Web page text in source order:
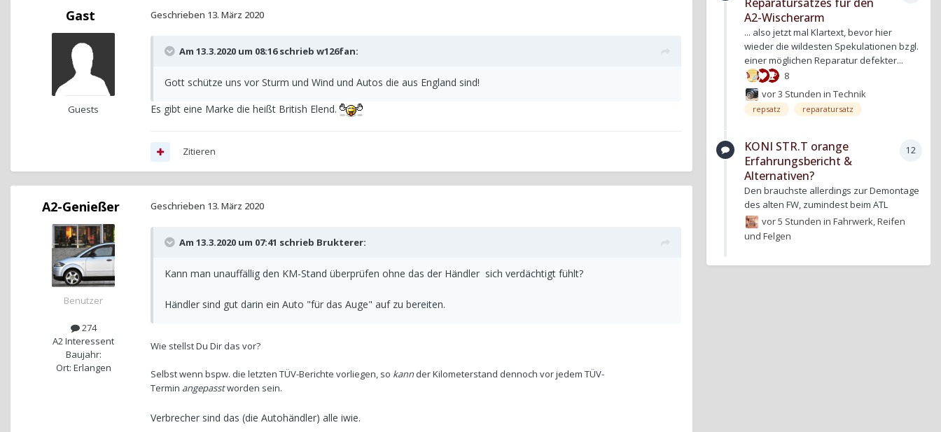
Gast
Guests
Geschrieben 13. März 2020
Am 13.3.2020 um 08:16 schrieb w126fan:
Gott schütze uns vor Sturm und Wind und Autos die aus England sind!
Es gibt eine Marke die heißt British Elend.
Zitieren
A2-Genießer
Benutzer
274
A2 Interessent
Baujahr:
Ort: Erlangen
Geschrieben 13. März 2020
Am 13.3.2020 um 07:41 schrieb Brukterer:
Kann man unauffällig den KM-Stand überprüfen ohne das der Händler sich verdächtigt fühlt?
Händler sind gut darin ein Auto "für das Auge" auf zu bereiten.
Wie stellst Du Dir das vor?
Selbst wenn bspw. die letzten TÜV-Berichte vorliegen, so kannder Kilometerstand dennoch vor jedem TÜV-
Termin angepasstworden sein.
Verbrecher sind das (die Autohändler) alle iwie.
A2-Wischerarm
... also jetzt mal Klartext, bevor hier
wieder die wildesten Spekulationen bzgl.
einer möglichen Reparatur defekter...
8
vor 3 Stunden inTechnik
repsatz reparatursatz
12
KONI STR.T orange
Erfahrungsbericht &
Alternativen?
Den brauchste allerdings zur Demontage
des alten FW, zumindest beim ATL
vor 5 Stunden inFahrwerk, Reifen
und Felgen